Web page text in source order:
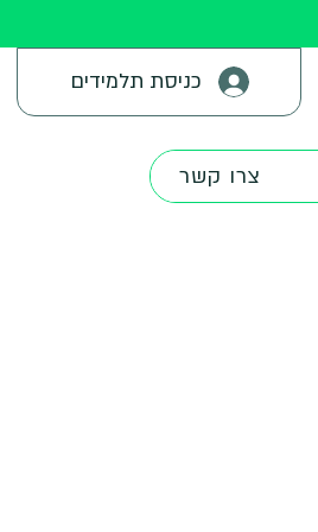
כניסת תלמידים
צרו קשר